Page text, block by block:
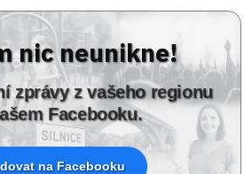
nic neunikne!
zprávy z vašeho regionu
Facebooku.
na Facebooku